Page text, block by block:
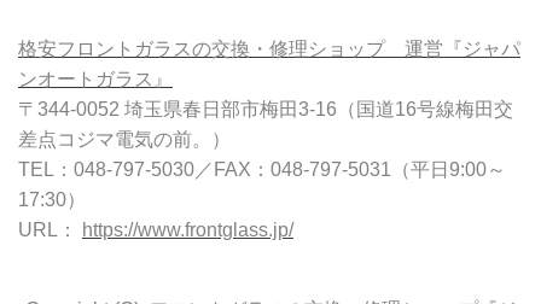
格安フロントガラスの交換・修理ショップ 運営『ジャパ
ンオートガラス』
〒344-0052 埼玉県春日部市梅田3-16（国道16号線梅田交
差点コジマ電気の前。）
TEL：048-797-5030／FAX：048-797-5031（平日9:00～
17:30）
URL：
https://www.frontglass.jp/